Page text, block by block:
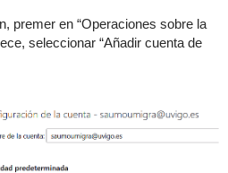
premer en “Operaciones sobre la
seleccionar “Añadir cuenta de